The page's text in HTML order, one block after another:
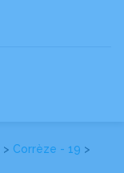
> Corrèze - 19 >